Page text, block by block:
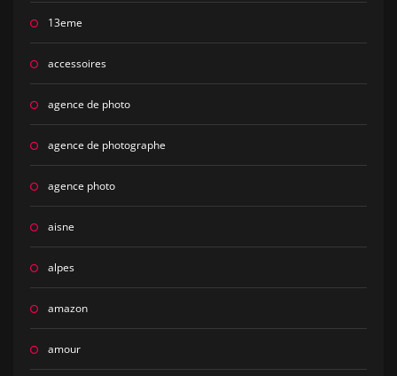
13eme
accessoires
agence de photo
agence de photographe
agence photo
aisne
alpes
amazon
amour